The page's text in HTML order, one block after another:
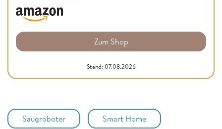
Zum Shop
Stand: 07.08.2026
Saugroboter Smart Home